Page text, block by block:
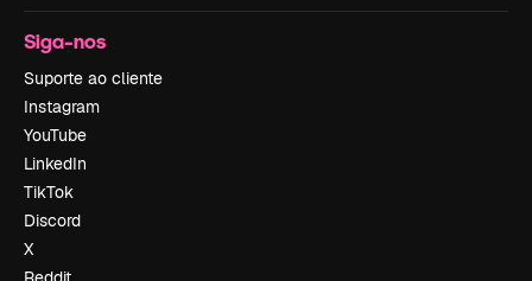
Siga-nos
Suporte ao cliente
Instagram
YouTube
LinkedIn
TikTok
Discord
X